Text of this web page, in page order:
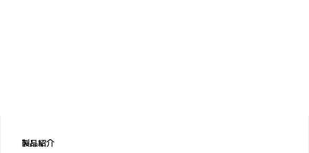
製品紹介